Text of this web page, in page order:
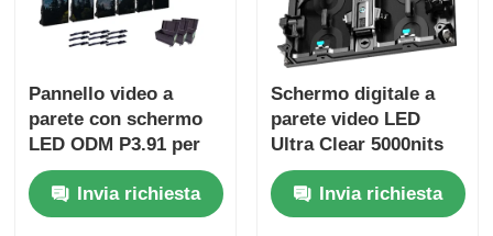
Pannello video a
parete con schermo
LED ODM P3.91 per
fondali di chiese
800W Invia richiesta
Schermo digitale a
parete video LED
Ultra Clear 5000nits
P2.9 P3.9 per centri
commerciali
Invia richiesta